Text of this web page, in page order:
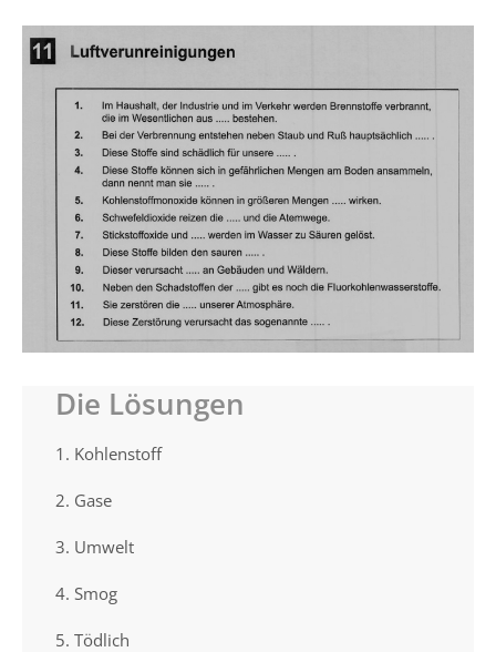
Die Lösungen
1. Kohlenstoff
2. Gase
3. Umwelt
4. Smog
5. Tödlich